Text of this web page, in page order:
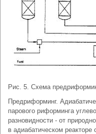
Рис. 5. Схема
Предриформинг.
парового риформинга
разновидности - от
в адиабатическом